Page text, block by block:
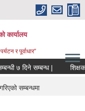
कार्यालय
र पूर्वाधार”
७ दिने सम्बन्ध |
सम्बन्धमा